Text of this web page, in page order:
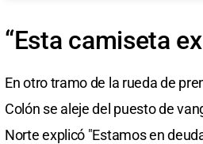
“Esta camiseta
En otro tramo de la rueda de
Colón se aleje del puesto de
Norte explicó "Estamos en